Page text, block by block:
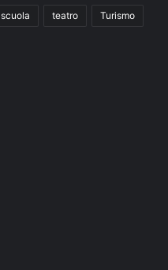
scuola teatro Turismo